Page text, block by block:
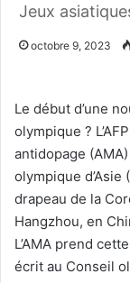
Jeux
octobre 9, 2023
Le début d’une
olympique ?
antidopage
olympique d’Asie
drapeau de la
Hangzhou, en
L’AMA prend
écrit au Conseil